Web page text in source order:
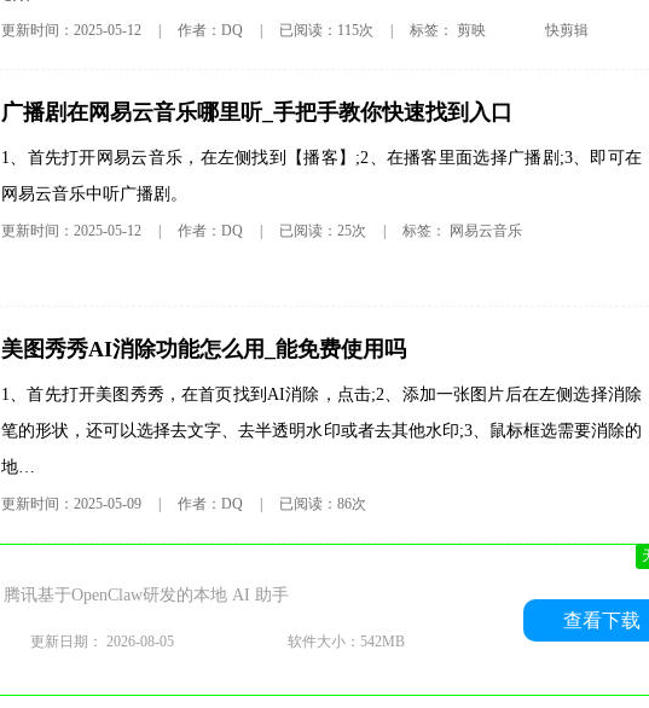
更新时间：2025-05-12 作者：DQ 已阅读：115次 标签： 剪映 快剪辑
广播剧在网易云音乐哪里听_手把手教你快速找到入口
1、首先打开网易云音乐，在左侧找到【播客】;2、在播客里面选择广播剧;3、即可在
网易云音乐中听广播剧。
更新时间：2025-05-12 作者：DQ 已阅读：25次 标签： 网易云音乐
美图秀秀AI消除功能怎么用_能免费使用吗
1、首先打开美图秀秀，在首页找到AI消除，点击;2、添加一张图片后在左侧选择消除
笔的形状，还可以选择去文字、去半透明水印或者去其他水印;3、鼠标框选需要消除的
地…
更新时间：2025-05-09 作者：DQ 已阅读：86次
腾讯基于OpenClaw研发的本地 AI 助手
更新日期： 2026-08-05 软件大小：542MB
查看下载